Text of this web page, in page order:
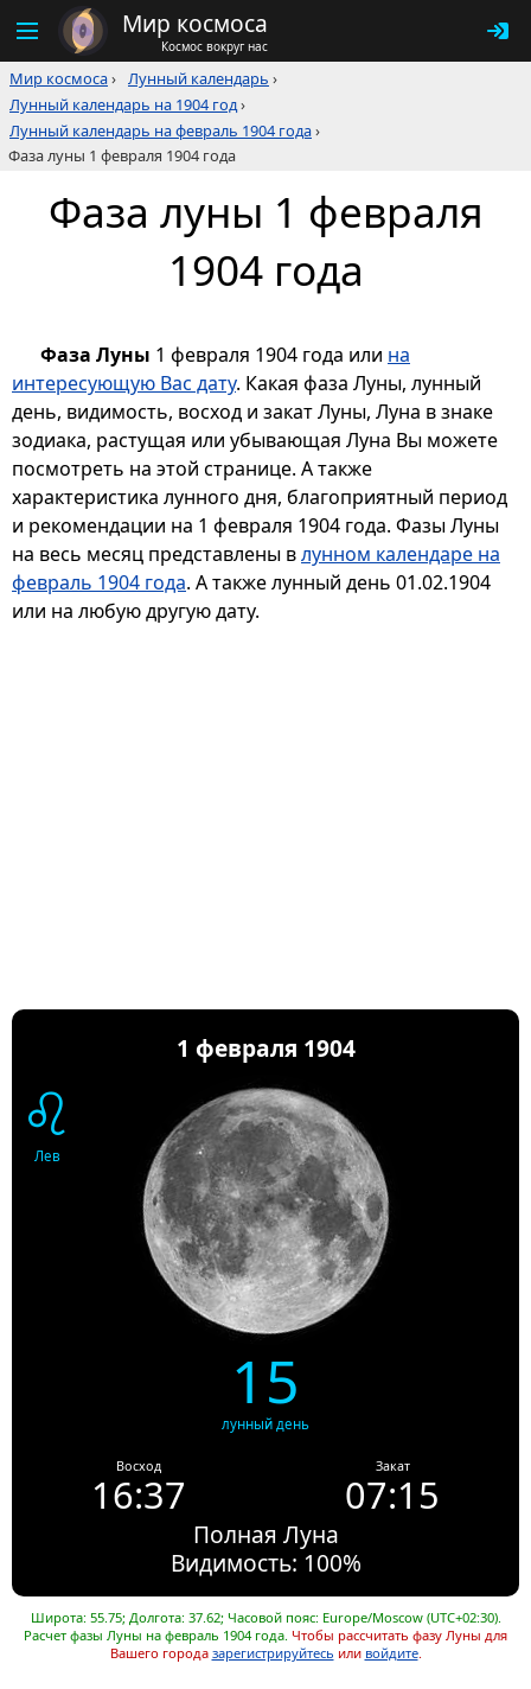
Мир космоса
Космос вокруг нас
Мир космоса› Лунный календарь ›
Лунный календарь на 1904 год›
Лунный календарь на февраль 1904 года›
Фаза луны 1 февраля 1904 года
Фаза луны 1 февраля
1904 года
Фаза Луны 1 февраля 1904 года или на
интересующую Вас дату. Какая фаза Луны, лунный
день, видимость, восход и закат Луны, Луна в знаке
зодиака, растущая или убывающая Луна Вы можете
посмотреть на этой странице. А также
характеристика лунного дня, благоприятный период
и рекомендации на 1 февраля 1904 года. Фазы Луны
на весь месяц представлены влунном календаре на
февраль 1904 года. А также лунный день 01.02.1904
или на любую другую дату.
1 февраля 1904
♌
Лев
15
лунный день
Восход
16:37
Закат
07:15
Полная Луна
Видимость: 100%
Широта: 55.75; Долгота: 37.62; Часовой пояс: Europe/Moscow (UTC+02:30).
Расчет фазы Луны на февраль 1904 года. Чтобы рассчитать фазу Луны для
Вашего города зарегистрируйтесь или войдите.